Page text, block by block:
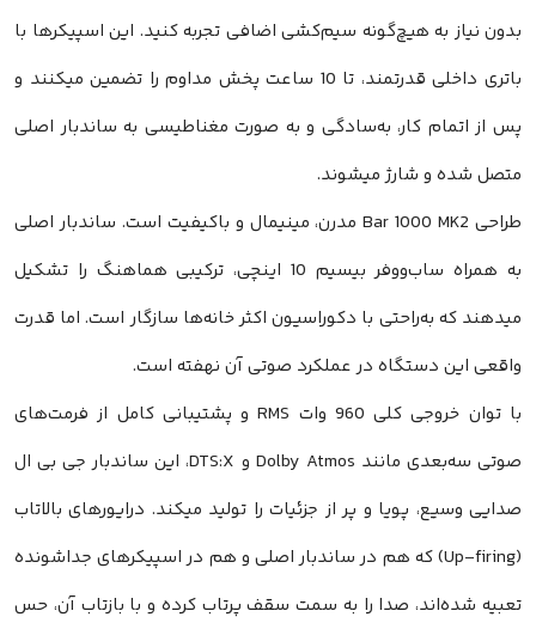
نیاز به هیچ‌گونه سیم‌کشی اضافی تجربه کنید. این اسپیکرها با
باتری داخلی قدرتمند، تا 10 ساعت پخش مداوم را تضمین میکنند و
اتمام کار، به‌سادگی و به صورت مغناطیسی به ساندبار اصلی
شده و شارژ میشوند.
طراحی Bar 1000 MK2 مدرن، مینیمال و باکیفیت است. ساندبار اصلی
به همراه ساب‌ووفر بیسیم 10 اینچی، ترکیبی هماهنگ را تشکیل
که به‌راحتی با دکوراسیون اکثر خانه‌ها سازگار است. اما قدرت
این دستگاه در عملکرد صوتی آن نهفته است.
با توان خروجی کلی 960 وات RMS و پشتیبانی کامل از فرمت‌های
صوتی سه‌بعدی مانند Dolby Atmos و DTS:X، این ساندبار جی بی ال
وسیع، پویا و پر از جزئیات را تولید میکند. درایورهای بالاتاب
(Up-firing) که هم در ساندبار اصلی و هم در اسپیکرهای جداشونده
شده‌اند، صدا را به سمت سقف پرتاب کرده و با بازتاب آن، حس